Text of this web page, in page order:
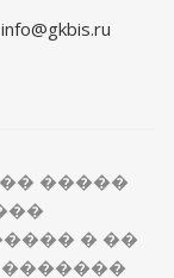
info@gkbis.ru
�����
� ��